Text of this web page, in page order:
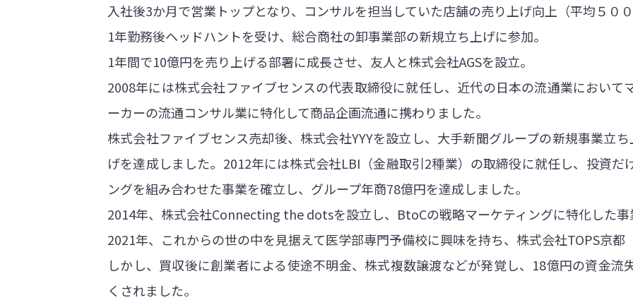
入社後3か月で営業トップとなり、コンサルを担当していた店舗の売り上げ向上（平均５０
1年勤務後ヘッドハントを受け、総合商社の卸事業部の新規立ち上げに参加。
1年間で10億円を売り上げる部署に成長させ、友人と株式会社AGSを設立。
2008年には株式会社ファイブセンスの代表取締役に就任し、近代の日本の流通業において
ーカーの流通コンサル業に特化して商品企画流通に携わりました。
株式会社ファイブセンス売却後、株式会社YYYを設立し、大手新聞グループの新規事業立
げを達成しました。2012年には株式会社LBI（金融取引2種業）の取締役に就任し、投資だ
ングを組み合わせた事業を確立し、グループ年商78億円を達成しました。
2014年、株式会社Connecting the dotsを設立し、BtoCの戦略マーケティングに特化した
2021年、これからの世の中を見据えて医学部専門予備校に興味を持ち、株式会社TOPS京
しかし、買収後に創業者による使途不明金、株式複数譲渡などが発覚し、18億円の資金流
くされました。